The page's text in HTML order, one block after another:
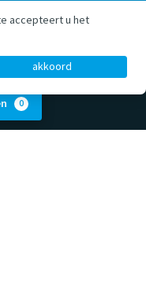
0
consent
accepteert u het
akkoord